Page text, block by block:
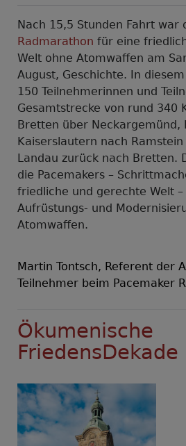
Nach 15,5 Stunden Fahrt war
Radmarathon für eine
Welt ohne Atomwaffen am
August, Geschichte. In
150 Teilnehmerinnen und
Gesamtstrecke von rund 340
Bretten über Neckargemünd,
Kaiserslautern nach
Landau zurück nach Bretten.
die Pacemakers –
friedliche und gerechte Welt –
Aufrüstungs- und
Atomwaffen.
Martin Tontsch, Referent der
Teilnehmer beim Pacemaker
Ökumenische
FriedensDekade